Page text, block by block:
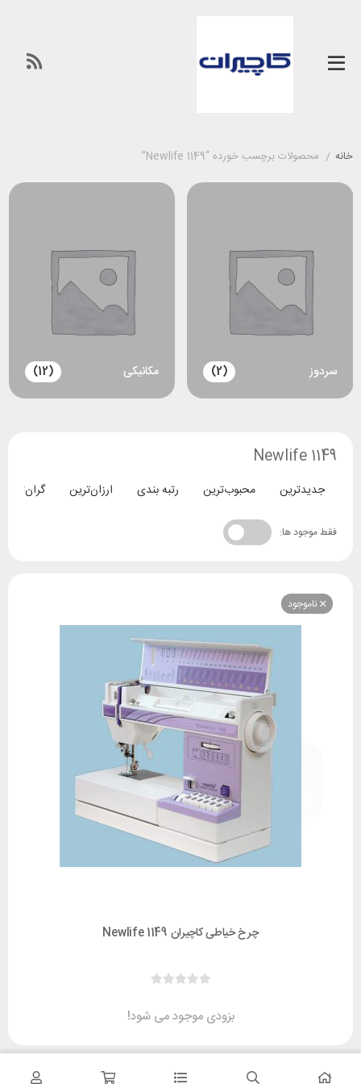
خانه / محصولات برچسب خورده “Newlife 1149”
سردوز (2) مکانیکی (12)
Newlife 1149
جدیدترین محبوب‌ترین رتبه بندی ارزان‌ترین گران‌ترین
فقط موجود ها:
ناموجود
چرخ خیاطی کاچیران Newlife 1149
بزودی موجود می شود!